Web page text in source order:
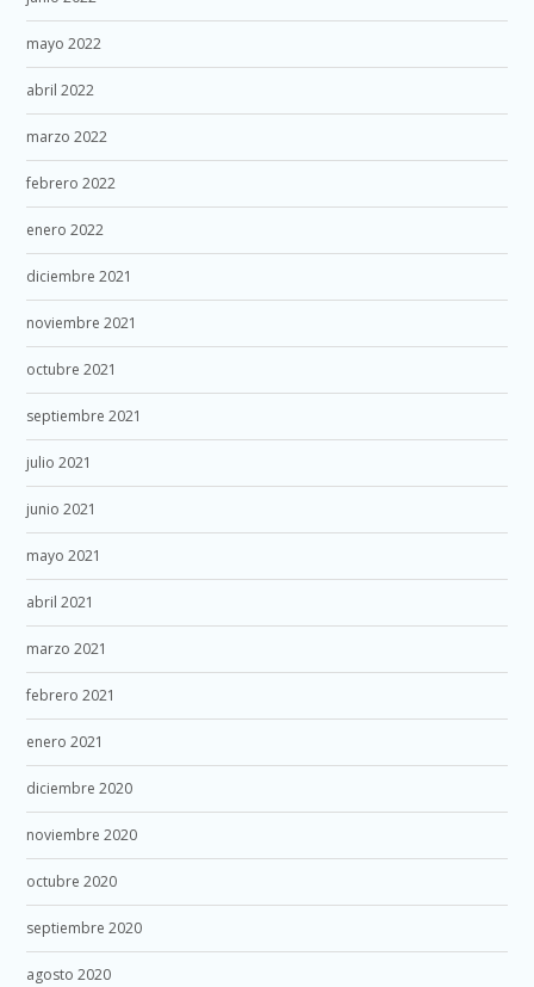
mayo 2022
abril 2022
marzo 2022
febrero 2022
enero 2022
diciembre 2021
noviembre 2021
octubre 2021
septiembre 2021
julio 2021
junio 2021
mayo 2021
abril 2021
marzo 2021
febrero 2021
enero 2021
diciembre 2020
noviembre 2020
octubre 2020
septiembre 2020
agosto 2020